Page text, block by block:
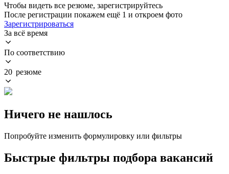
Чтобы видеть все резюме, зарегистрируйтесь
После регистрации покажем ещё 1 и откроем фото
Зарегистрироваться
За всё время
По соответствию
20 резюме
Ничего не нашлось
Попробуйте изменить формулировку или фильтры
Быстрые фильтры подбора вакансий